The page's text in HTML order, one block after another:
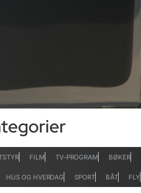
FILM TV-PROGRAM BØKER
HUS OG HVERDAG SPORT BÅT FLY